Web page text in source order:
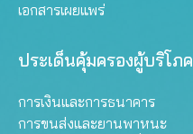
เอกสารเผยแพร่
ประเด็นคุ้มครองผู้บริโภค
การเงินและการธนาคาร
การขนส่งและยานพาหนะ